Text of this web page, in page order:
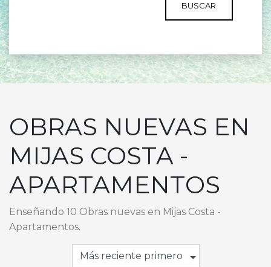
BUSCAR
OBRAS NUEVAS EN
MIJAS COSTA -
APARTAMENTOS
Enseñando 10 Obras nuevas en Mijas Costa -
Apartamentos.
Más reciente primero